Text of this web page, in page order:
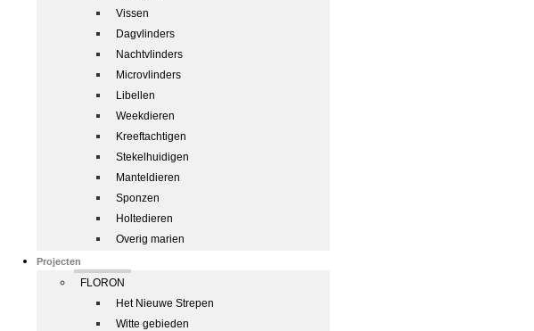
Vissen
Dagvlinders
Nachtvlinders
Microvlinders
Libellen
Weekdieren
Kreeftachtigen
Stekelhuidigen
Manteldieren
Sponzen
Holtedieren
Overig marien
Projecten
FLORON
Het Nieuwe Strepen
Witte gebieden